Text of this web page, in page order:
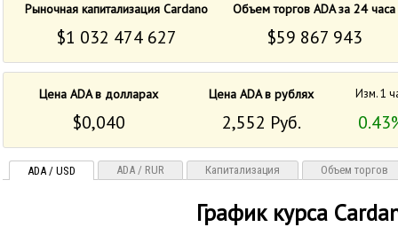
Рыночная капитализация Cardano Объем торгов ADA за 24 часа
$1 032 474 627 $59 867 943
Цена ADA в долларах Цена ADA в рублях Изм. 1
$0,040 2,552 Руб.
ADA / USD ADA / RUR Капитализация Объем торгов
График курса